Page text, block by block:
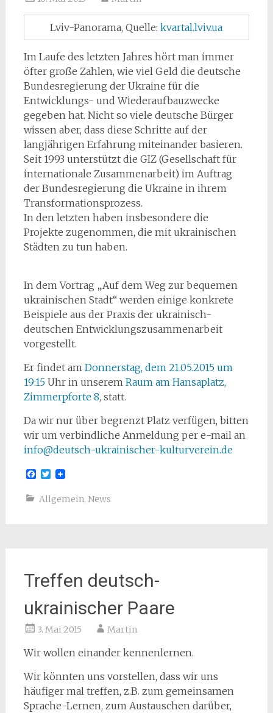
Lviv-Panorama, Quelle:kvartal.lviv.ua
Im Laufe des letzten Jahres hört man immer
öfter große Zahlen, wie viel Geld die deutsche
Bundesregierung der Ukraine für die
Entwicklungs- und Wiederaufbauzwecke
gegeben hat. Nicht so viele deutsche Bürger
wissen aber, dass diese Schritte auf der
langjährigen Erfahrung miteinander basieren.
Seit 1993 unterstützt die GIZ (Gesellschaft für
internationale Zusammenarbeit) im Auftrag
der Bundesregierung die Ukraine in ihrem
Transformationsprozess.
In den letzten haben insbesondere die
Projekte zugenommen, die mit ukrainischen
Städten zu tun haben.
In dem Vortrag „Auf dem Weg zur bequemen
ukrainischen Stadt“ werden einige konkrete
Beispiele aus der Praxis der ukrainisch-
deutschen Entwicklungszusammenarbeit
vorgestellt.
Er findet am Donnerstag, dem 21.05.2015 um
19:15Uhr in unserem Raum am Hansaplatz,
Zimmerpforte 8, statt.
Da wir nur über begrenzt Platz verfügen, bitten
wir um verbindliche Anmeldung per e-mail an
info@deutsch-ukrainischer-kulturverein.de
Facebook
Twitter
Allgemein, News
Treffen deutsch-
ukrainischer Paare
3. Mai 2015 Martin
Wir wollen einander kennenlernen.
Wir könnten uns vorstellen, dass wir uns
häufiger mal treffen, z.B. zum gemeinsamen
Sprache-Lernen, zum Austauschen darüber,